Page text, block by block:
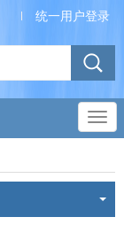
统一用户登录